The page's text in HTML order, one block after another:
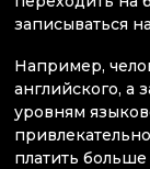
записываться
Например,
английского, а
уровням
платить